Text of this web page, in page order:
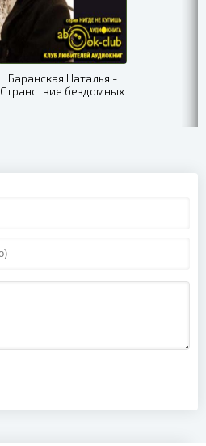
Баранская Наталья -
Странствие бездомных